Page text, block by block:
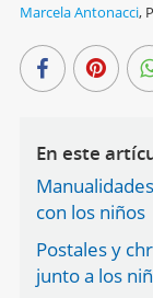
Marcela Antonacci,
En este
con los niños
Postales y
junto a los